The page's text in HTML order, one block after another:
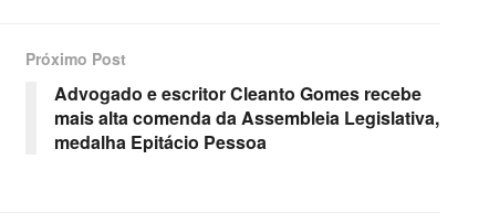
Próximo Post
Advogado e escritor Cleanto Gomes recebe
mais alta comenda da Assembleia Legislativa,
medalha Epitácio Pessoa